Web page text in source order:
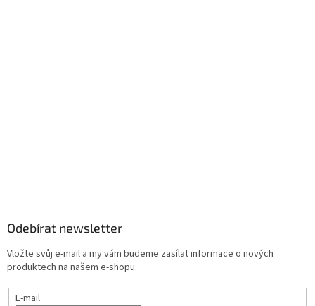
Odebírat newsletter
Vložte svůj e-mail a my vám budeme zasílat informace o nových
produktech na našem e-shopu.
E-mail